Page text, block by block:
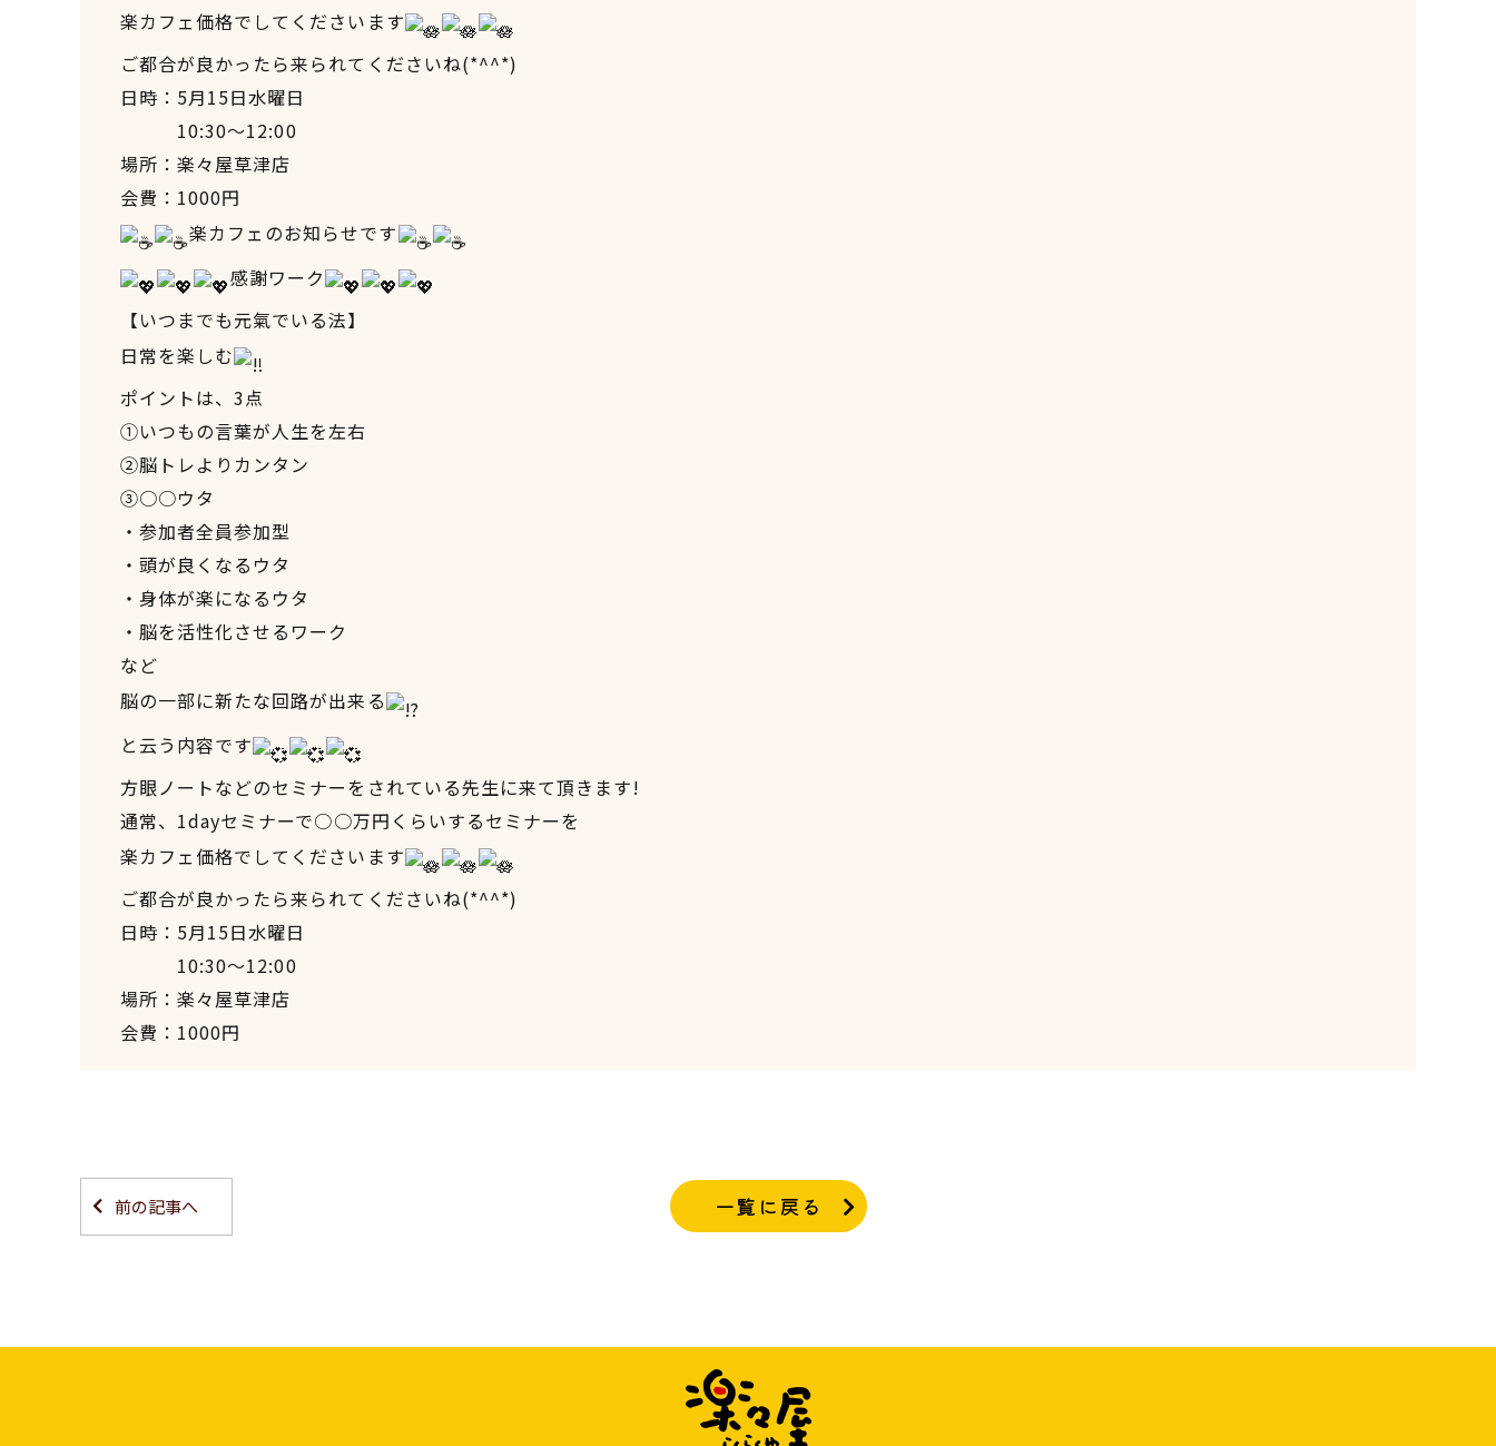
楽カフェ価格でしてくださいます
ご都合が良かったら来られてくださいね(*^^*)
日時：5月15日水曜日
10:30〜12:00
場所：楽々屋草津店
会費：1000円
楽カフェのお知らせです
感謝ワーク
【いつまでも元氣でいる法】
日常を楽しむ
ポイントは、3点
①いつもの言葉が人生を左右
②脳トレよりカンタン
③○○ウタ
・参加者全員参加型
・頭が良くなるウタ
・身体が楽になるウタ
・脳を活性化させるワーク
など
脳の一部に新たな回路が出来る
と云う内容です
方眼ノートなどのセミナーをされている先生に来て頂きます!
通常、1dayセミナーで○○万円くらいするセミナーを
楽カフェ価格でしてくださいます
ご都合が良かったら来られてくださいね(*^^*)
日時：5月15日水曜日
10:30〜12:00
場所：楽々屋草津店
会費：1000円
前の記事へ 一覧に戻る